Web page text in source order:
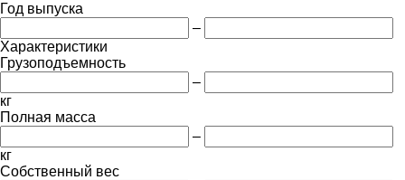
Год выпуска
–
Характеристики
Грузоподъемность
–
кг
Полная масса
–
кг
Собственный вес